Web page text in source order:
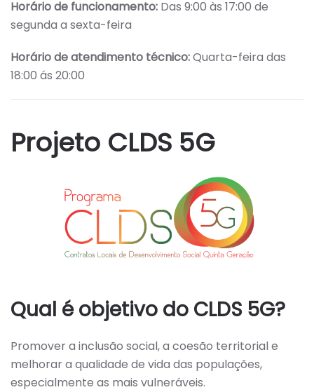
Horário de funcionamento: Das 9:00 às 17:00 de
segunda a sexta-feira
Horário de atendimento técnico:Quarta-feira das
18:00 ás 20:00
Projeto CLDS 5G
Qual é objetivo do CLDS 5G?
Promover a inclusão social, a coesão territorial e
melhorar a qualidade de vida das populações,
especialmente as mais vulneráveis.